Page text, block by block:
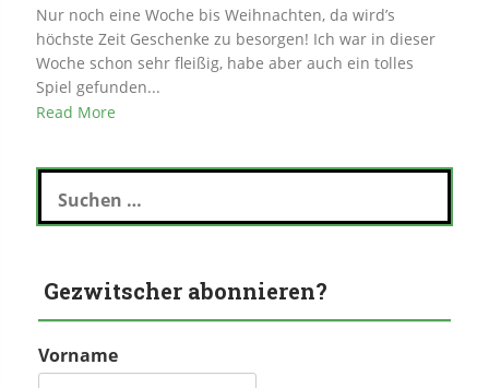
Nur noch eine Woche bis Weihnachten, da wird’s
höchste Zeit Geschenke zu besorgen! Ich war in dieser
Woche schon sehr fleißig, habe aber auch ein tolles
Spiel gefunden...
Read More
Suchen
nach:
Gezwitscher abonnieren?
Vorname